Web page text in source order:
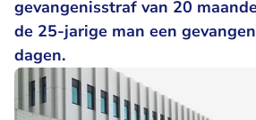
gevangenisstraf van 20
de 25-jarige man een
dagen.